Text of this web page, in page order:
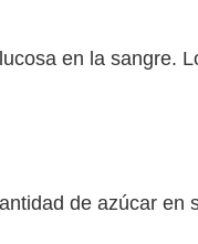
en la sangre.
de azúcar en